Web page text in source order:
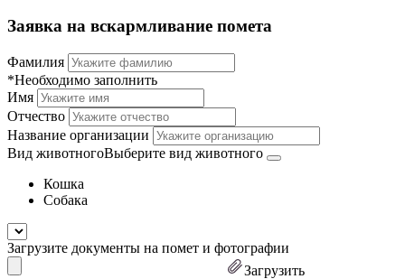
Заявка на вскармливание помета
Фамилия
*Необходимо заполнить
Имя
Отчество
Название организации
Вид животногоВыберите вид животного
Кошка
Собака
Загрузите документы на помет и фотографии
Загрузить